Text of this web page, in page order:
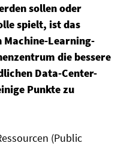
sollen oder
spielt, ist das
Machine-Learning-
die bessere
Data-Center-
Punkte zu
(Public